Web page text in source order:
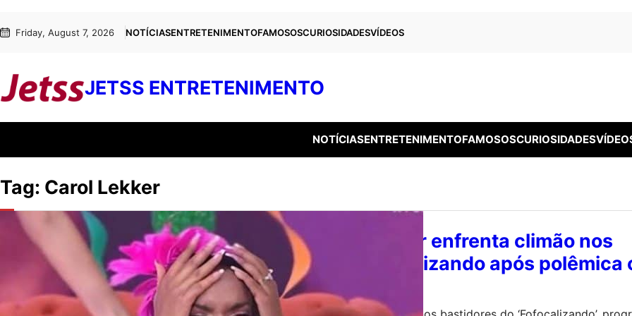
para
conteúdo
to Friday, August 7, 2026 NOTÍCIASENTRETENIMENTOFAMOSOSCURIOSIDADESVÍDEOS
JETSS ENTRETENIMENTO
NOTÍCIASENTRETENIMENTOFAMOSOSCURIOSIDADES
Tag: Carol Lekker
ENTRETENIMENTO
Boicote? Carol Lekker enfrenta climão nos
bastidores do Fofocalizando após polêmica
Eliana